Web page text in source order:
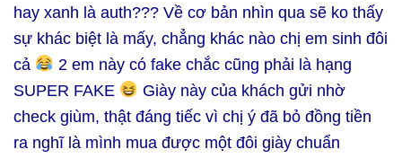
hay xanh là auth??? Về cơ bản nhìn qua sẽ ko thấy
sự khác biệt là mấy, chẳng khác nào chị em sinh đôi
cả
2 em này có fake chắc cũng phải là hạng
SUPER FAKE
Giày này của khách gửi nhờ
check giùm, thật đáng tiếc vì chị ý đã bỏ đồng tiền
ra nghĩ là mình mua được một đôi giày chuẩn